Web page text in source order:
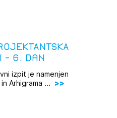
prijaviti.
REGISTRIRAJTE SE
– 6. dan
izpit je namenjen
Arhigrama ...